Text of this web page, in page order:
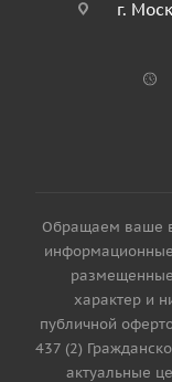
г.
Обращаем ваше
характер и
публичной
437 (2)
актуальные